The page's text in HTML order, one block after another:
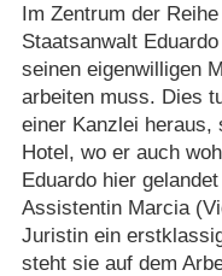
Im Zentrum der
Staatsanwalt
seinen eigenwilligen
arbeiten muss. Dies
einer Kanzlei heraus,
Hotel, wo er auch
Eduardo hier
Assistentin Marcia
Juristin ein
steht sie auf dem